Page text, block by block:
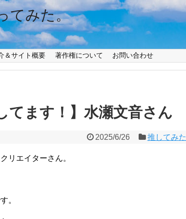
てみた。
＆サイト概要 著作権について お問い合わせ
てます！】水瀬文音さん
2025/6/26 推してみた
リエイターさん。
。